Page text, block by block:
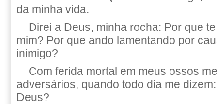
da minha vida.
Direi a Deus, minha rocha: Por que
mim? Por que ando lamentando por
inimigo?
Com ferida mortal em meus ossos
adversários, quando todo dia me
Deus?